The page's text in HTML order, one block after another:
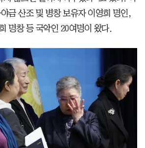
금 산조 및 병창 보유자 이영희 명인,
명창 등 국악인 20여명이 왔다.